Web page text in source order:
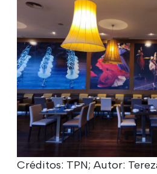
Créditos: TPN; Autor: